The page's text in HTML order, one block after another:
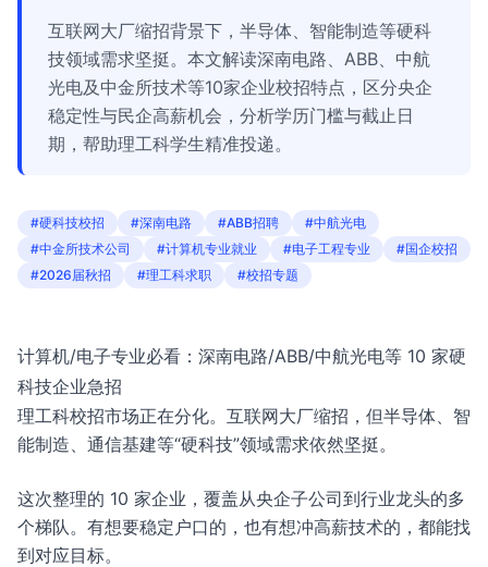
互联网大厂缩招背景下，半导体、智能制造等硬科
技领域需求坚挺。本文解读深南电路、ABB、中航
光电及中金所技术等10家企业校招特点，区分央企
稳定性与民企高薪机会，分析学历门槛与截止日
期，帮助理工科学生精准投递。
#硬科技校招 #深南电路 #ABB招聘
#中航光电
#中金所技术公司
#计算机专业就业 #电子工程专业
#国企校招
#2026届秋招
#理工科求职 #校招专题
计算机/电子专业必看：深南电路/ABB/中航光电等 10 家硬
科技企业急招
理工科校招市场正在分化。互联网大厂缩招，但半导体、智
能制造、通信基建等“硬科技”领域需求依然坚挺。
这次整理的 10 家企业，覆盖从央企子公司到行业龙头的多
个梯队。有想要稳定户口的，也有想冲高薪技术的，都能找
到对应目标。